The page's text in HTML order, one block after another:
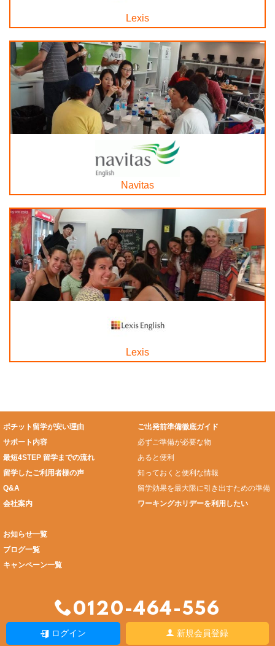
Lexis
Navitas
Lexis
ポチット留学が安い理由
サポート内容
最短4STEP 留学までの流れ
留学したご利用者様の声
Q&A
会社案内
ご出発前準備徹底ガイド
必ずご準備が必要な物
あると便利
知っておくと便利な情報
留学効果を最大限に引き出すための準備
ワーキングホリデーを利用したい
お知らせ一覧
ブログ一覧
キャンペーン一覧
0120-464-556
ログイン 新規会員登録